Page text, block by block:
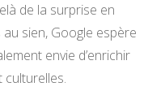
de la surprise en
sien, Google espère
envie d’enrichir